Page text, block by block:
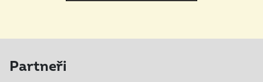
Partneři